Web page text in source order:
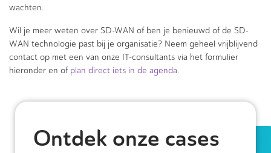
wachten.
Wil je meer weten over SD-WAN of ben je benieuwd of de SD-
WAN technologie past bij je organisatie? Neem geheel vrijblijvend
contact op met een van onze IT-consultants via het formulier
hieronder en of plan direct iets in de agenda.
Ontdek onze cases